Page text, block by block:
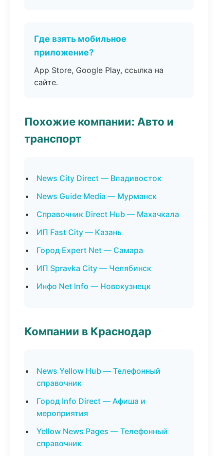
Где взять мобильное
приложение?
App Store, Google Play, ссылка на
сайте.
Похожие компании: Авто и
транспорт
News City Direct — Владивосток
News Guide Media — Мурманск
Справочник Direct Hub — Махачкала
ИП Fast City — Казань
Город Expert Net — Самара
ИП Spravka City — Челябинск
Инфо Net Info — Новокузнецк
Компании в Краснодар
News Yellow Hub — Телефонный
справочник
Город Info Direct — Афиша и
мероприятия
Yellow News Pages — Телефонный
справочник